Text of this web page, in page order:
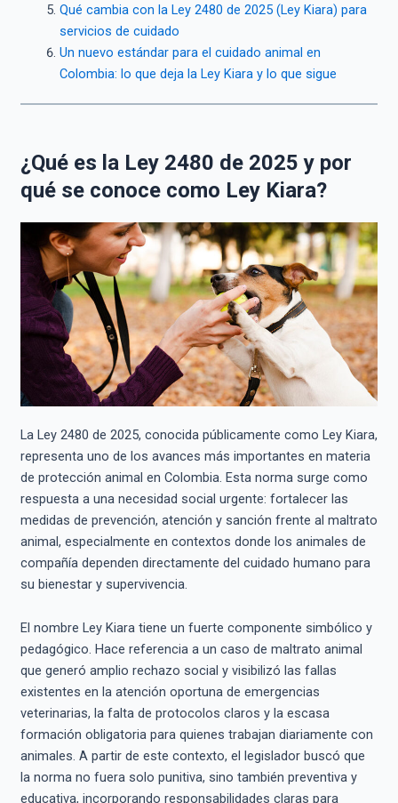
Qué cambia con la Ley 2480 de 2025 (Ley Kiara) para
servicios de cuidado
Un nuevo estándar para el cuidado animal en
Colombia: lo que deja la Ley Kiara y lo que sigue
¿Qué es la Ley 2480 de 2025 y por
qué se conoce como Ley Kiara?
La Ley 2480 de 2025, conocida públicamente como Ley Kiara,
representa uno de los avances más importantes en materia
de protección animal en Colombia. Esta norma surge como
respuesta a una necesidad social urgente: fortalecer las
medidas de prevención, atención y sanción frente al maltrato
animal, especialmente en contextos donde los animales de
compañía dependen directamente del cuidado humano para
su bienestar y supervivencia.
El nombre Ley Kiara tiene un fuerte componente simbólico y
pedagógico. Hace referencia a un caso de maltrato animal
que generó amplio rechazo social y visibilizó las fallas
existentes en la atención oportuna de emergencias
veterinarias, la falta de protocolos claros y la escasa
formación obligatoria para quienes trabajan diariamente con
animales. A partir de este contexto, el legislador buscó que
la norma no fuera solo punitiva, sino también preventiva y
educativa, incorporando responsabilidades claras para